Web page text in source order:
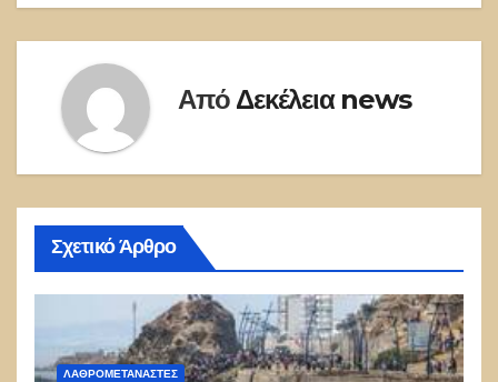
Από Δεκέλεια news
Σχετικό Άρθρο
ΛΑΘΡΟΜΕΤΑΝΑΣΤΕΣ